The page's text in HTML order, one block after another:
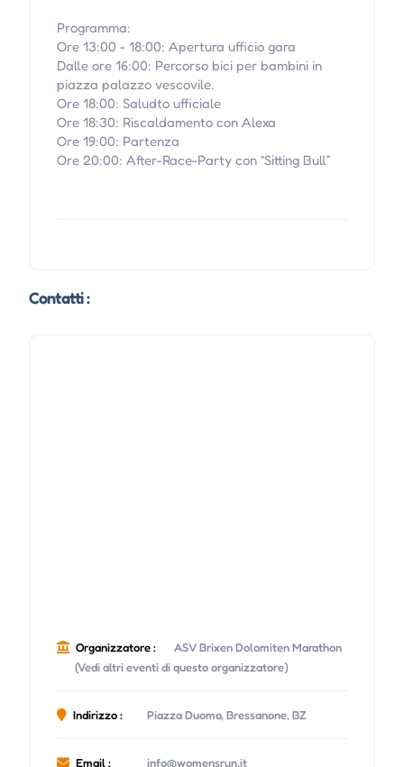
Programma:
Ore 13:00 - 18:00: Apertura ufficio gara
Dalle ore 16:00: Percorso bici per bambini in
piazza palazzo vescovile.
Ore 18:00: Saludto ufficiale
Ore 18:30: Riscaldamento con Alexa
Ore 19:00: Partenza
Ore 20:00: After-Race-Party con “Sitting Bull”
Contatti :
Organizzatore :
ASV Brixen Dolomiten Marathon
(Vedi altri eventi di questo organizzatore)
Indirizzo : Piazza Duomo, Bressanone, BZ
Email : info@womensrun.it